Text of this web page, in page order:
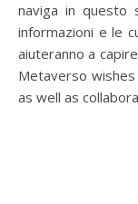
naviga in
informazioni e le
aiuteranno a
Metaverso
as well as